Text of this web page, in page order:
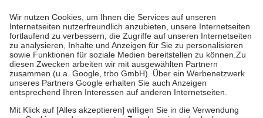
höchstens zehn Euro.
Es sind jedoch nie mehr als die tatsächlichen
Kosten der Leistung zu entrichten.
Diese Regeln gelten grundsätzlich auch für Online-Apotheken.
Bei Heilmitteln und häuslicher Krankenpflege beträgt die
Zuzahlung zehn Prozent der Kosten sowie zehn Euro je
Verordnung.
Um das Engagement der Versicherten für ihre eigene Gesundheit zu
stärken und die besondere Stellung der Familie zu unterstützen,
fallenkeine Zuzahlungenan bei: